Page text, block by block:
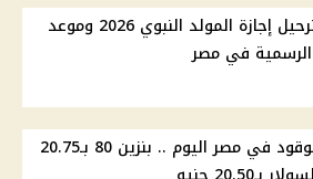
موقف ترحيل إجازة المولد النبوي 2026 وموعد
في مصر
أسعار الوقود في مصر اليوم .. بنزين 80 بـ20.75